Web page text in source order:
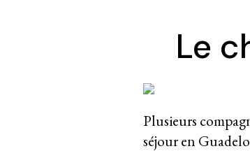
Le
Plusieurs
séjour en